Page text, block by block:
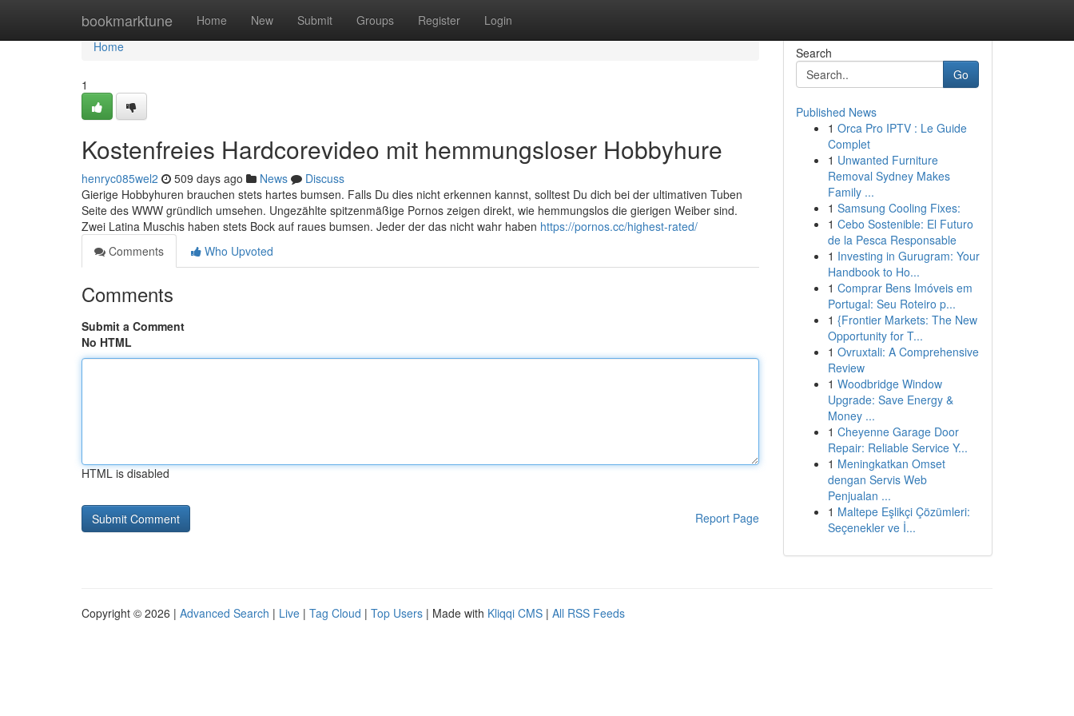
bookmarktune Home New Submit Groups Register Login
Home
Home
1
Kostenfreies Hardcorevideo mit hemmungsloser Hobbyhure
henryc085wel2 509 days ago News
Discuss
Gierige Hobbyhuren brauchen stets hartes bumsen. Falls Du dies nicht erkennen kannst, solltest Du dich bei der ultimativen Tuben
Seite des WWW gründlich umsehen. Ungezählte spitzenmäßige Pornos zeigen direkt, wie hemmungslos die gierigen Weiber sind.
Zwei Latina Muschis haben stets Bock auf raues bumsen. Jeder der das nicht wahr haben https://pornos.cc/highest-rated/
Comments
Who Upvoted
Comments
Submit a Comment
No HTML
HTML is disabled
Report Page
Search
Go
Published News
1 Orca Pro IPTV : Le Guide
Complet
1 Unwanted Furniture
Removal Sydney Makes
Family ...
1 Samsung Cooling Fixes:
1 Cebo Sostenible: El Futuro
de la Pesca Responsable
1 Investing in Gurugram: Your
Handbook to Ho...
1 Comprar Bens Imóveis em
Portugal: Seu Roteiro p...
1 {Frontier Markets: The New
Opportunity for T...
1 Ovruxtali: A Comprehensive
Review
1 Woodbridge Window
Upgrade: Save Energy &
Money ...
1 Cheyenne Garage Door
Repair: Reliable Service Y...
1 Meningkatkan Omset
dengan Servis Web
Penjualan ...
1 Maltepe Eşlikçi Çözümleri:
Seçenekler ve İ...
Copyright © 2026 | Advanced Search | Live | Tag Cloud | Top Users | Made with Kliqqi CMS | All RSS Feeds